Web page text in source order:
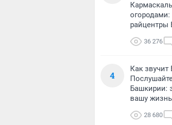
райцентры
36 276
4
Как
Башкирии:
вашу жизнь
28 680